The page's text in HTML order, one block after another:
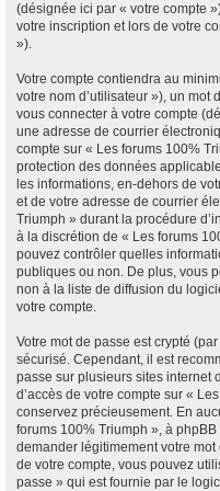
(désignée ici par « votre compte
votre inscription et lors de votre
»).
Votre compte contiendra au
votre nom d’utilisateur »), un mot
vous connecter à votre compte
une adresse de courrier
compte sur « Les forums 100%
protection des données
les informations, en-dehors de
et de votre adresse de courrier
Triumph » durant la procédure
à la discrétion de « Les forums
pouvez contrôler quelles
publiques ou non. De plus, vous
non à la liste de diffusion du
votre compte.
Votre mot de passe est crypté
sécurisé. Cependant, il est
passe sur plusieurs sites internet
d’accès de votre compte sur «
conservez précieusement. En
forums 100% Triumph », à
demander légitimement votre
de votre compte, vous pouvez
passe » qui est fournie par le